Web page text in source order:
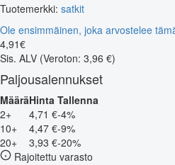
Tuotemerkki: satkit
Ole ensimmäinen, joka arvostelee
4,91€
Sis. ALV (Veroton: 3,96 €)
Paljousalennukset
MääräHinta Tallenna
2+
4,71 €-4%
10+
4,47 €-9%
20+
3,93 €-20%
Rajoitettu varasto